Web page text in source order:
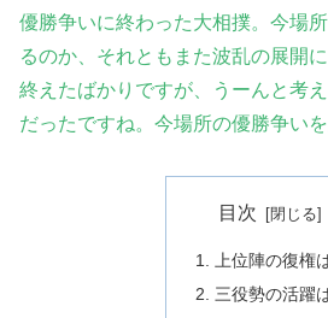
優勝争いに終わった大相撲。今場
るのか、それともまた波乱の展開
終えたばかりですが、うーんと考
だったですね。今場所の優勝争い
目次
上位陣の復権
三役勢の活躍